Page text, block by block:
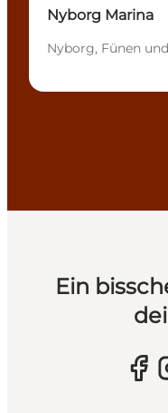
Nyborg Marina
Nyborg, Fünen
Ein